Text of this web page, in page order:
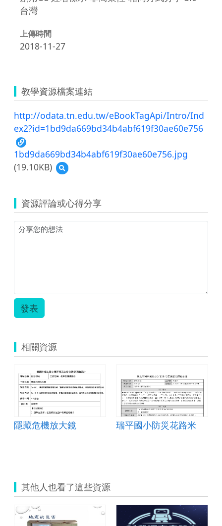
台灣
上傳時間
2018-11-27
教學資源檔案連結
http://odata.tn.edu.tw/eBookTagApi/Intro/Ind
ex2?id=1bd9da669bd34b4abf619f30ae60e756
1bd9da669bd34b4abf619f30ae60e756.jpg
(19.10KB)
預
覽
資源評論或心得分享
發表
相關資源
隱藏危機放大鏡 瑞平國小防災花路米
其他人也看了這些資源